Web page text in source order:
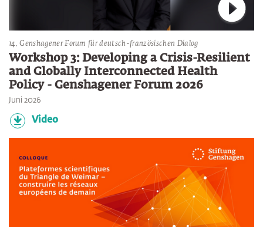
14. Genshagener Forum für deutsch-französischen Dialog
Workshop 3: Developing a Crisis-Resilient
and Globally Interconnected Health
Policy - Genshagener Forum 2026
Juni 2026
Video